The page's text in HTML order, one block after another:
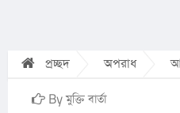
প্রচ্ছদ অপরাধ
By মুক্তি বার্তা